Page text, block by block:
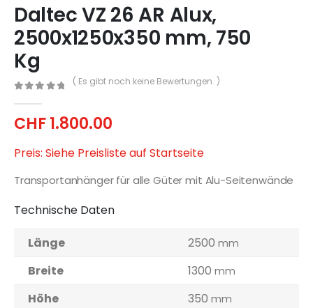
Daltec VZ 26 AR Alux,
2500x1250x350 mm, 750
Kg
( Es gibt noch keine Bewertungen. )
CHF1.800.00
Preis: Siehe Preisliste auf Startseite
Transportanhänger für alle Güter mit Alu-Seitenwände
Technische Daten
Länge 2500 mm
Breite 1300 mm
Höhe 350 mm